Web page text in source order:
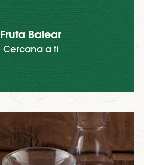
Fruta Balear
Cercana a ti